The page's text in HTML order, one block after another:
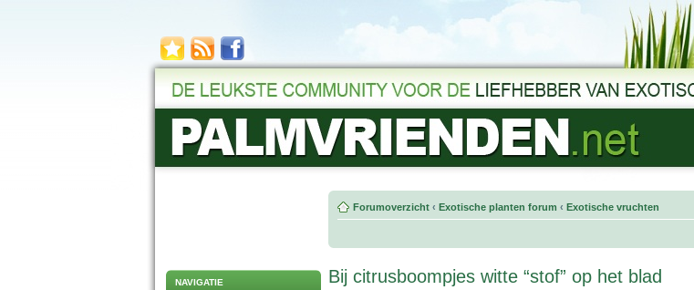
NAVIGATIE
Forumoverzicht ‹ Exotische planten forum ‹ Exotische vruchten
Bij citrusboompjes witte “stof” op het blad